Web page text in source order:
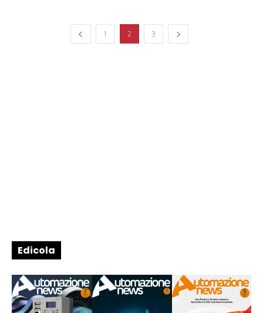
1 2 3
Edicola